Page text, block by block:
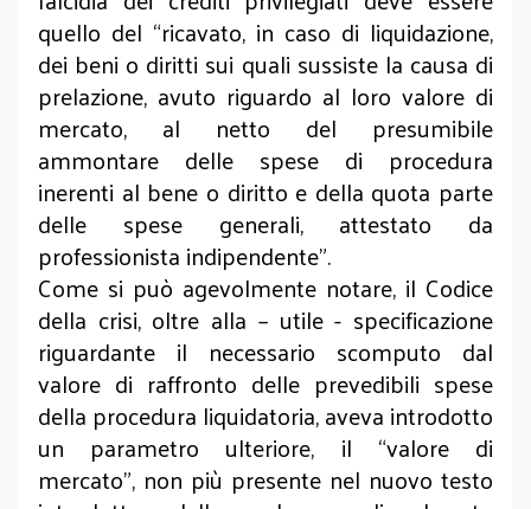
quello del “ricavato, in caso di liquidazione,
dei beni o diritti sui quali sussiste la causa di
prelazione, avuto riguardo al loro valore di
mercato, al netto del presumibile
ammontare delle spese di procedura
inerenti al bene o diritto e della quota parte
delle spese generali, attestato da
professionista indipendente”.
Come si può agevolmente notare, il Codice
della crisi, oltre alla – utile - specificazione
riguardante il necessario scomputo dal
valore di raffronto delle prevedibili spese
della procedura liquidatoria, aveva introdotto
un parametro ulteriore, il “valore di
mercato”, non più presente nel nuovo testo